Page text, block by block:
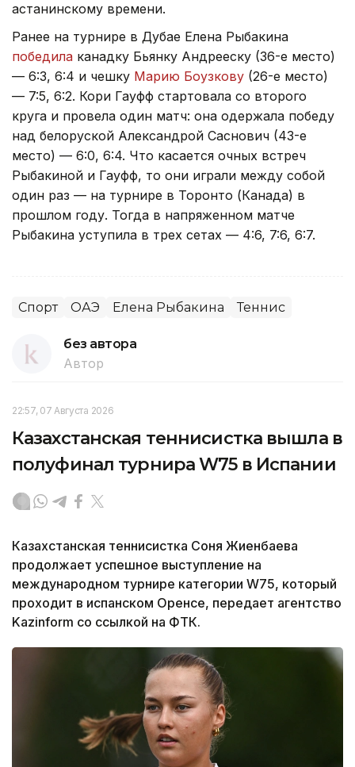
астанинскому времени.
Ранее на турнире в Дубае Елена Рыбакина
победила канадку Бьянку Андрееску (36-е место)
— 6:3, 6:4 и чешку Марию Боузкову (26-е место)
— 7:5, 6:2. Кори Гауфф стартовала со второго
круга и провела один матч: она одержала победу
над белоруской Александрой Саснович (43-е
место) — 6:0, 6:4. Что касается очных встреч
Рыбакиной и Гауфф, то они играли между собой
один раз — на турнире в Торонто (Канада) в
прошлом году. Тогда в напряженном матче
Рыбакина уступила в трех сетах — 4:6, 7:6, 6:7.
Спорт ОАЭ Елена Рыбакина Теннис
без автора
Автор
22:57, 07 Августа 2026
Казахстанская теннисистка вышла в
полуфинал турнира W75 в Испании
Казахстанская теннисистка Соня Жиенбаева
продолжает успешное выступление на
международном турнире категории W75, который
проходит в испанском Оренсе, передает агентство
Kazinform со ссылкой на ФТК.